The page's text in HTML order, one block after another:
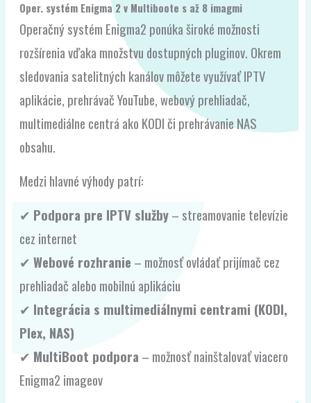
Oper. systém Enigma 2 v Multiboote s až 8 imagmi
Operačný systém Enigma2 ponúka široké možnosti
rozšírenia vďaka množstvu dostupných pluginov. Okrem
sledovania satelitných kanálov môžete využívať IPTV
aplikácie, prehrávač YouTube, webový prehliadač,
multimediálne centrá ako KODI či prehrávanie NAS
obsahu.
Medzi hlavné výhody patrí:
✔ Podpora pre IPTV služby– streamovanie televízie
cez internet
✔ Webové rozhranie – možnosť ovládať prijímač cez
prehliadač alebo mobilnú aplikáciu
✔ Integrácia s multimediálnymi centrami (KODI,
Plex, NAS)
✔ MultiBoot podpora – možnosť nainštalovať viacero
Enigma2 imageov